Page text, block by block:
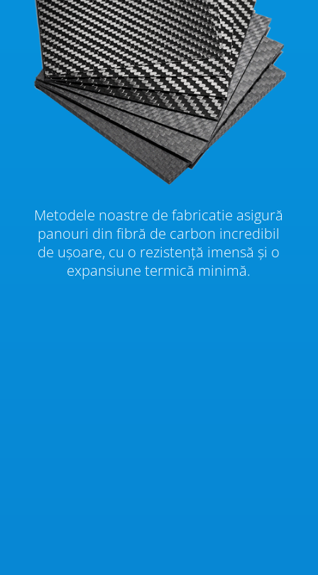
Metodele noastre de fabricatie asigură
panouri din fibră de carbon incredibil
de ușoare, cu o rezistență imensă și o
expansiune termică minimă.